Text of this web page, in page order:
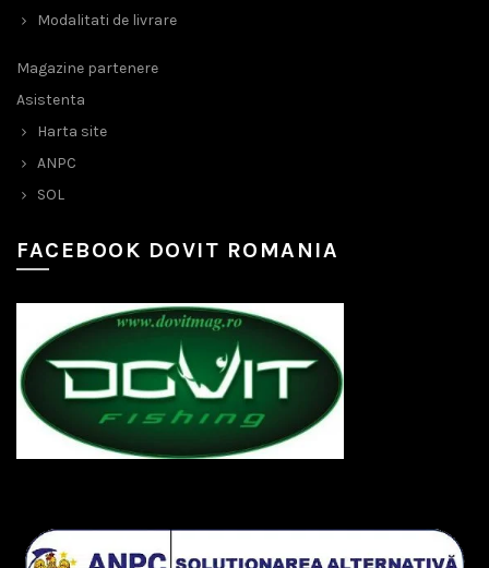
Modalitati de livrare
Magazine partenere
Asistenta
Harta site
ANPC
SOL
FACEBOOK DOVIT ROMANIA